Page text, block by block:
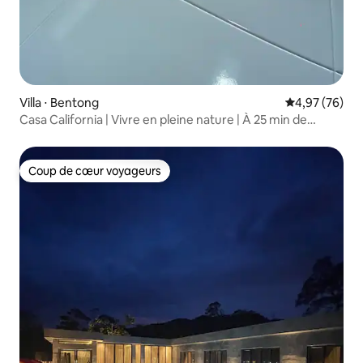
Villa ⋅ Bentong Évaluation
4,97 (76)
Casa California | Vivre en pleine nature | À 25 min de
Coup de cœur voyageurs
Coup de cœur voyageurs